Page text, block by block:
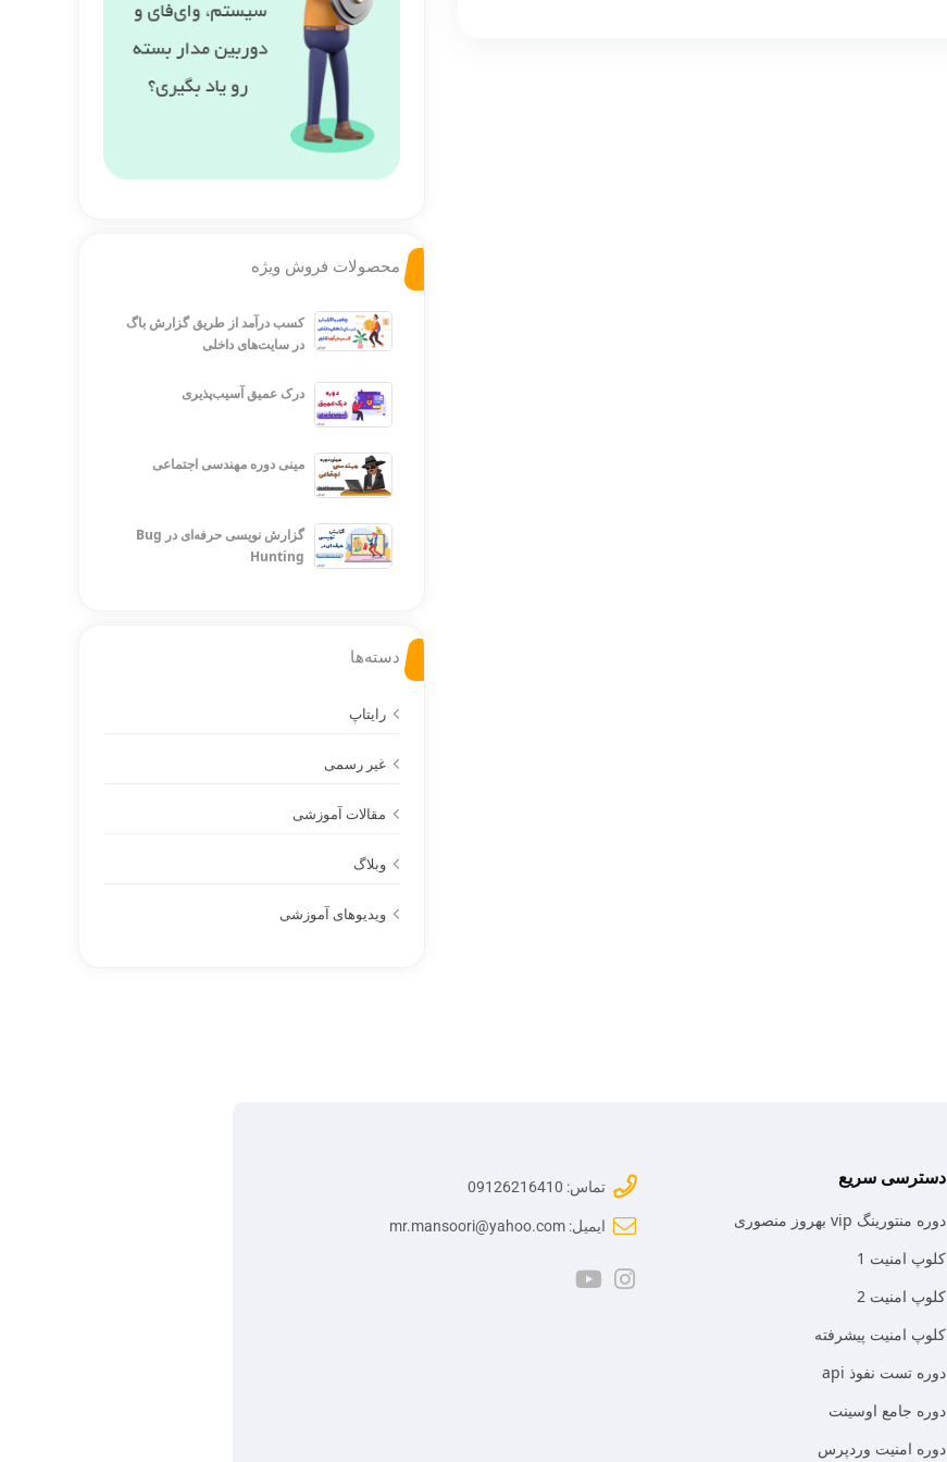
محصولات فروش ویژه
کسب درآمد از طریق گزارش باگ
در سایت‌های داخلی
درک عمیق آسیب‌پذیری
مینی دوره مهندسی اجتماعی
گزارش نویسی حرفه‌ای در Bug
Hunting
دسته‌ها
رایتاپ
غیر رسمی
مقالات آموزشی
وبلاگ
ویدیوهای آموزشی
دسترسی سریع
دوره منتورینگ vip بهروز منصوری
کلوپ امنیت 1
کلوپ امنیت 2
کلوپ امنیت پیشرفته
دوره تست نفوذ api
دوره جامع اوسینت
دوره امنیت وردپرس
تماس: 09126216410
ایمیل: mr.mansoori@yahoo.com